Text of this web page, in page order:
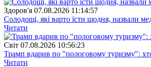
Здоров'я 07.08.2026 11:14:57
Солодощі, які варто їсти щодня, назвали
Читати
Свiт 07.08.2026 10:56:23
Трамп вдарив по "пологовому туризму":
Читати